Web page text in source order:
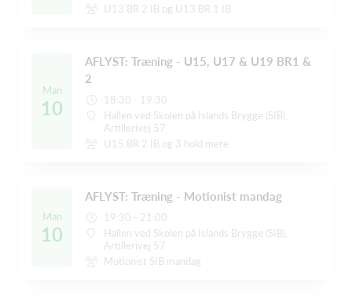
U13 BR 2 IB og U13 BR 1 IB
Man
10
AFLYST: Træning - U15, U17 & U19 BR1 &
2
18:30 - 19:30
Hallen ved Skolen på Islands Brygge (SIB),
Artillerivej 57
U15 BR 2 IB og 3 hold mere
Man
10
AFLYST: Træning - Motionist mandag
19:30 - 21:00
Hallen ved Skolen på Islands Brygge (SIB),
Artillerivej 57
Motionist SIB mandag